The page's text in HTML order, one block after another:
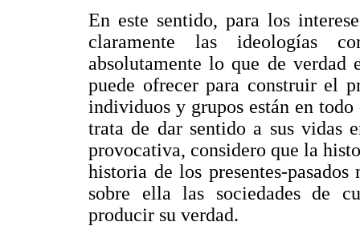
En este sentido, para los
claramente las ideologías
absolutamente lo que de verdad
puede ofrecer para construir el
individuos y grupos están en
trata de dar sentido a sus vidas
provocativa, considero que la
historia de los presentes-
sobre ella las sociedades de
producir su verdad.